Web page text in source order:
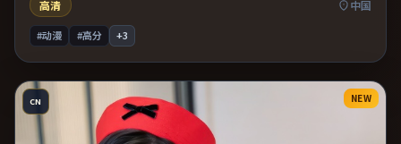
高清
中国
#动漫 #高分 +3
CN NEW